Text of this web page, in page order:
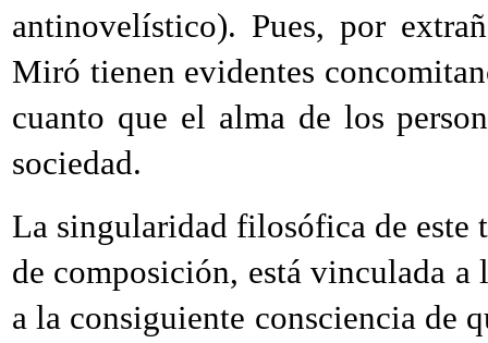
antinovelístico). Pues, por
Miró tienen evidentes
cuanto que el alma de los
sociedad.
La singularidad filosófica de este
de composición, está vinculada
a la consiguiente consciencia de